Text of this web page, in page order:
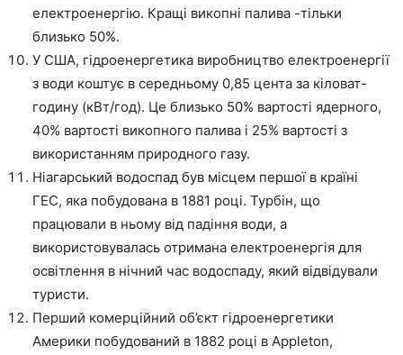
електроенергію. Кращі викопні палива -тільки
близько 50%.
У США, гідроенергетика виробництво електроенергії
з води коштує в середньому 0,85 цента за кіловат-
годину (кВт/год). Це близько 50% вартості ядерного,
40% вартості викопного палива і 25% вартості з
використанням природного газу.
Ніагарський водоспад був місцем першої в країні
ГЕС, яка побудована в 1881 році. Турбін, що
працювали в ньому від падіння води, а
використовувалась отримана електроенергія для
освітлення в нічний час водоспаду, який відвідували
туристи.
Перший комерційний об’єкт гідроенергетики
Америки побудований в 1882 році в Appleton,